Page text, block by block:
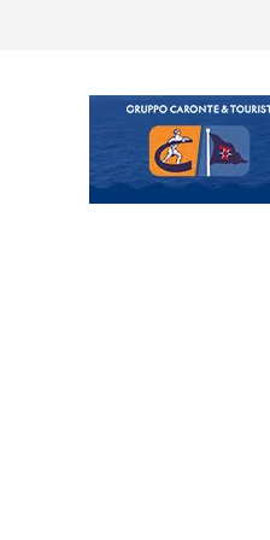
il ritiro di Cascia: intensità e
Tourè è un nuovo
il caso sul contratto del
Messina